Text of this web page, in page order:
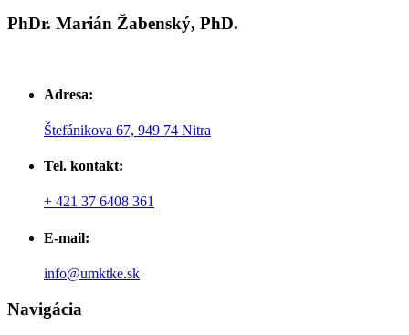
PhDr. Marián Žabenský, PhD.
Adresa:
Štefánikova 67, 949 74 Nitra
Tel. kontakt:
+ 421 37 6408 361
E-mail:
info@umktke.sk
Navigácia